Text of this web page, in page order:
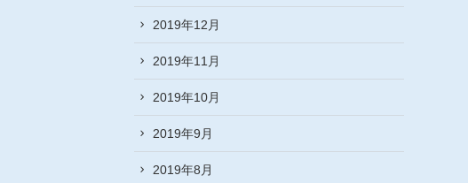
2019年12月
2019年11月
2019年10月
2019年9月
2019年8月